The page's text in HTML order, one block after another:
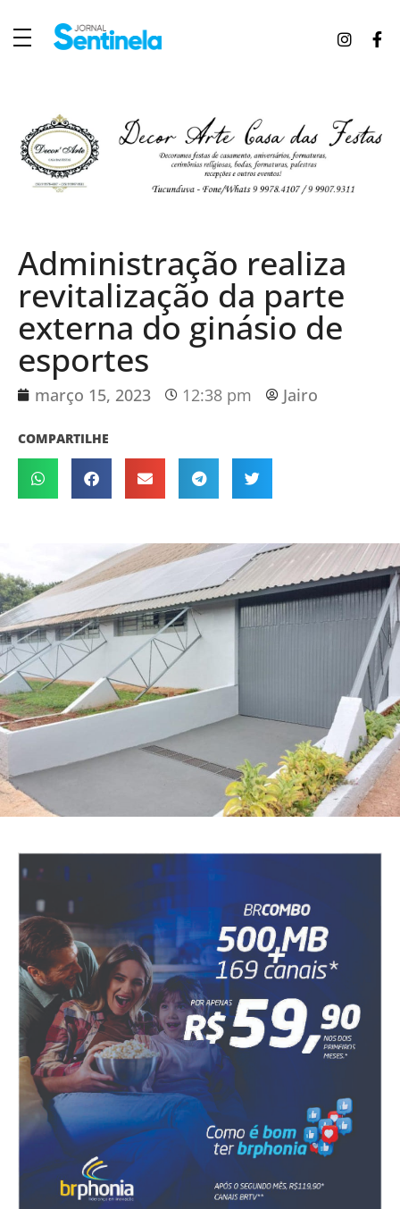
Administração realiza
revitalização da parte
externa do ginásio de
esportes
março 15, 2023 12:38 pm Jairo
COMPARTILHE